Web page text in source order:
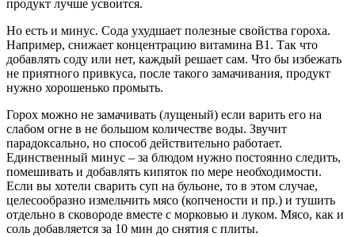
продукт лучше усвоится.
Но есть и минус. Сода ухудшает полезные свойства гороха.
Например, снижает концентрацию витамина В1. Так что
добавлять соду или нет, каждый решает сам. Что бы избежать
не приятного привкуса, после такого замачивания, продукт
нужно хорошенько промыть.
Горох можно не замачивать (лущеный) если варить его на
слабом огне в не большом количестве воды. Звучит
парадоксально, но способ действительно работает.
Единственный минус – за блюдом нужно постоянно следить,
помешивать и добавлять кипяток по мере необходимости.
Если вы хотели сварить суп на бульоне, то в этом случае,
целесообразно измельчить мясо (копчености и пр.) и тушить
отдельно в сковороде вместе с морковью и луком. Мясо, как и
соль добавляется за 10 мин до снятия с плиты.